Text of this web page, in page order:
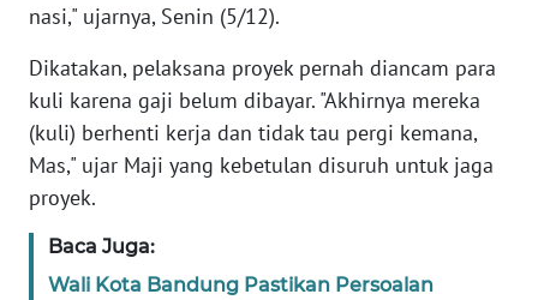
nasi," ujarnya, Senin (5/12).
Dikatakan, pelaksana proyek pernah diancam para
kuli karena gaji belum dibayar. "Akhirnya mereka
(kuli) berhenti kerja dan tidak tau pergi kemana,
Mas," ujar Maji yang kebetulan disuruh untuk jaga
proyek.
Baca Juga:
Wali Kota Bandung Pastikan Persoalan
WN
SUMSEL
WN
WN